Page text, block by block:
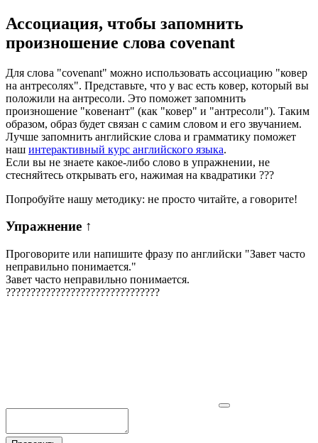
Ассоциация, чтобы запомнить
произношение слова covenant
Для слова "covenant" можно использовать ассоциацию "ковер
на антресолях". Представьте, что у вас есть ковер, который вы
положили на антресоли. Это поможет запомнить
произношение "кoвeнaнт" (как "ковер" и "антресоли"). Таким
образом, образ будет связан с самим словом и его звучанием.
Лучше запомнить английские слова и грамматику поможет
наш интерактивный курс английского языка.
Если вы не знаете какое-либо слово в упражнении, не
стесняйтесь открывать его, нажимая на квадратики ???
Попробуйте нашу методику: не просто читайте, а говорите!
Упражнение ↑
Проговорите или напишите фразу по английски "Завет часто
неправильно понимается."
Завет часто неправильно понимается.
???????????????????????????????